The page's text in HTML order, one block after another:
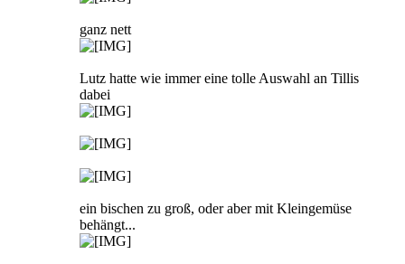
ganz nett
Lutz hatte wie immer eine tolle Auswahl an Tillis
dabei
ein bischen zu groß, oder aber mit Kleingemüse
behängt...